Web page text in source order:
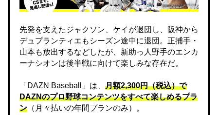
先発を支えたジャクソン、ケイが退団し、阪神から
デュプランティエもシーズン途中に退団。正捕手・
山本も放出するなどしたが、新助っ人野手のエンカ
ーナシオンは後半戦に向けて楽しみな存在だ。
「DAZN Baseball」は、 月額2,300円（税込）で
DAZNのプロ野球コンテンツをすべて楽しめるプラ
ン （月々払いの年間プランのみ）。